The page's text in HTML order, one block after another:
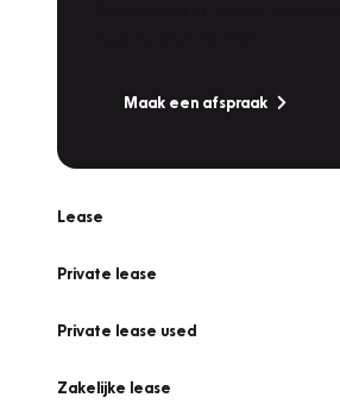
Maak een afspraak
Lease
Private lease
Private lease used
Zakelijke lease